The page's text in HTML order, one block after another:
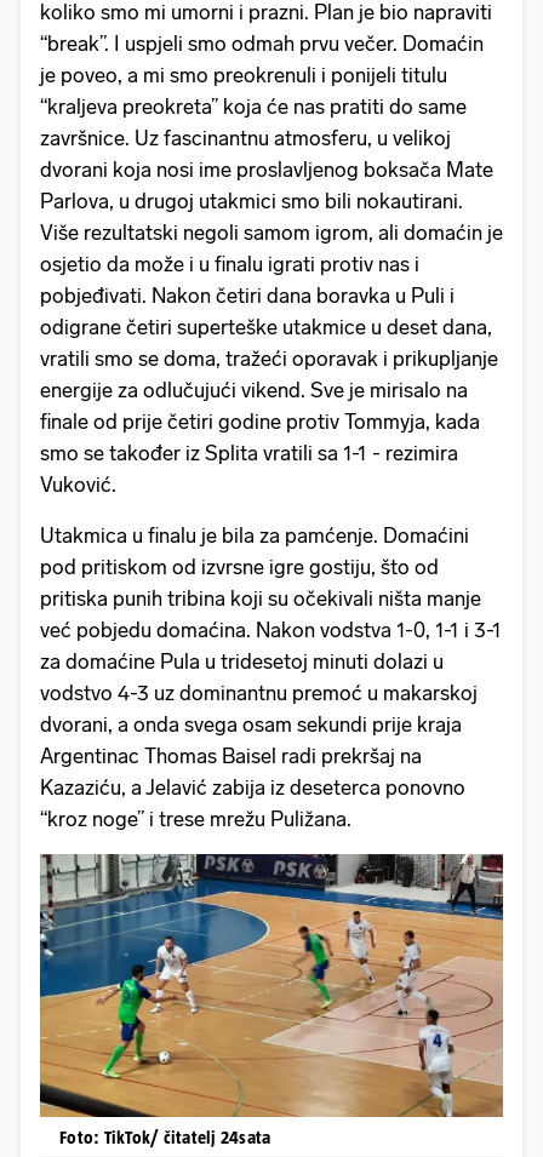
koliko smo mi umorni i prazni. Plan je bio napraviti
“break”. I uspjeli smo odmah prvu večer. Domaćin
je poveo, a mi smo preokrenuli i ponijeli titulu
“kraljeva preokreta” koja će nas pratiti do same
završnice. Uz fascinantnu atmosferu, u velikoj
dvorani koja nosi ime proslavljenog boksača Mate
Parlova, u drugoj utakmici smo bili nokautirani.
Više rezultatski negoli samom igrom, ali domaćin je
osjetio da može i u finalu igrati protiv nas i
pobjeđivati. Nakon četiri dana boravka u Puli i
odigrane četiri superteške utakmice u deset dana,
vratili smo se doma, tražeći oporavak i prikupljanje
energije za odlučujući vikend. Sve je mirisalo na
finale od prije četiri godine protiv Tommyja, kada
smo se također iz Splita vratili sa 1-1 - rezimira
Vuković.
Utakmica u finalu je bila za pamćenje. Domaćini
pod pritiskom od izvrsne igre gostiju, što od
pritiska punih tribina koji su očekivali ništa manje
već pobjedu domaćina. Nakon vodstva 1-0, 1-1 i 3-1
za domaćine Pula u tridesetoj minuti dolazi u
vodstvo 4-3 uz dominantnu premoć u makarskoj
dvorani, a onda svega osam sekundi prije kraja
Argentinac Thomas Baisel radi prekršaj na
Kazaziću, a Jelavić zabija iz deseterca ponovno
“kroz noge” i trese mrežu Puližana.
Foto: TikTok/ čitatelj 24sata